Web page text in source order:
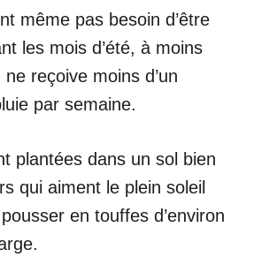
même pas besoin d’être
les mois d’été, à moins
reçoive moins d’un
par semaine.
plantées dans un sol bien
qui aiment le plein soleil
en touffes d’environ